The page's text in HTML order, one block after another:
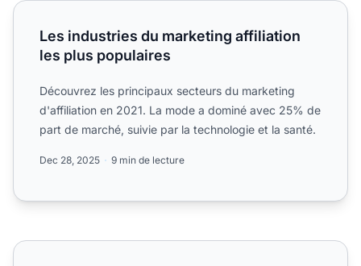
Les industries du marketing affiliation les plus populaires
Les industries du marketing affiliation
les plus populaires
Découvrez les principaux secteurs du marketing
d'affiliation en 2021. La mode a dominé avec 25% de
part de marché, suivie par la technologie et la santé.
Dec 28, 2025 9 min de lecture
Étude de cas sur les revenus d’affilié pari